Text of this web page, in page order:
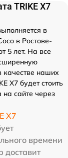
TRIKE X7
в
в Ростове-
5 лет. На все
качестве наших
X7 будет стоить
сайте через
X7
времени
доставит